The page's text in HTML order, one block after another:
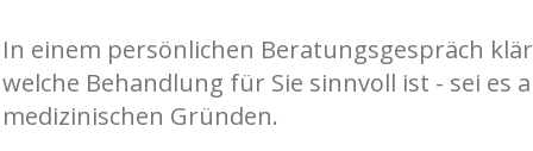
In einem persönlichen Beratungsgespräch
welche Behandlung für Sie sinnvoll ist - sei es
medizinischen Gründen.